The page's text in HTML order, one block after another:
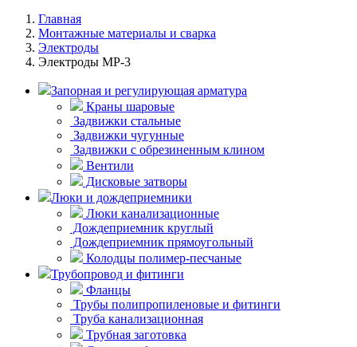
Главная
Монтажные материалы и сварка
Электроды
Электроды МР-3
Запорная и регулирующая арматура
Краны шаровые
Задвижки стальные
Задвижки чугунные
Задвижки с обрезиненным клином
Вентили
Дисковые затворы
Люки и дождеприемники
Люки канализационные
Дождеприемник круглый
Дождеприемник прямоугольный
Колодцы полимер-песчаные
Трубопровод и фитинги
Фланцы
Трубы полипропиленовые и фитинги
Труба канализационная
Трубная заготовка